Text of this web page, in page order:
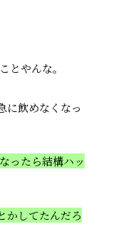
とやんな。
に飲めなくなっ
ったら結構ハッ
かしてたんだろ